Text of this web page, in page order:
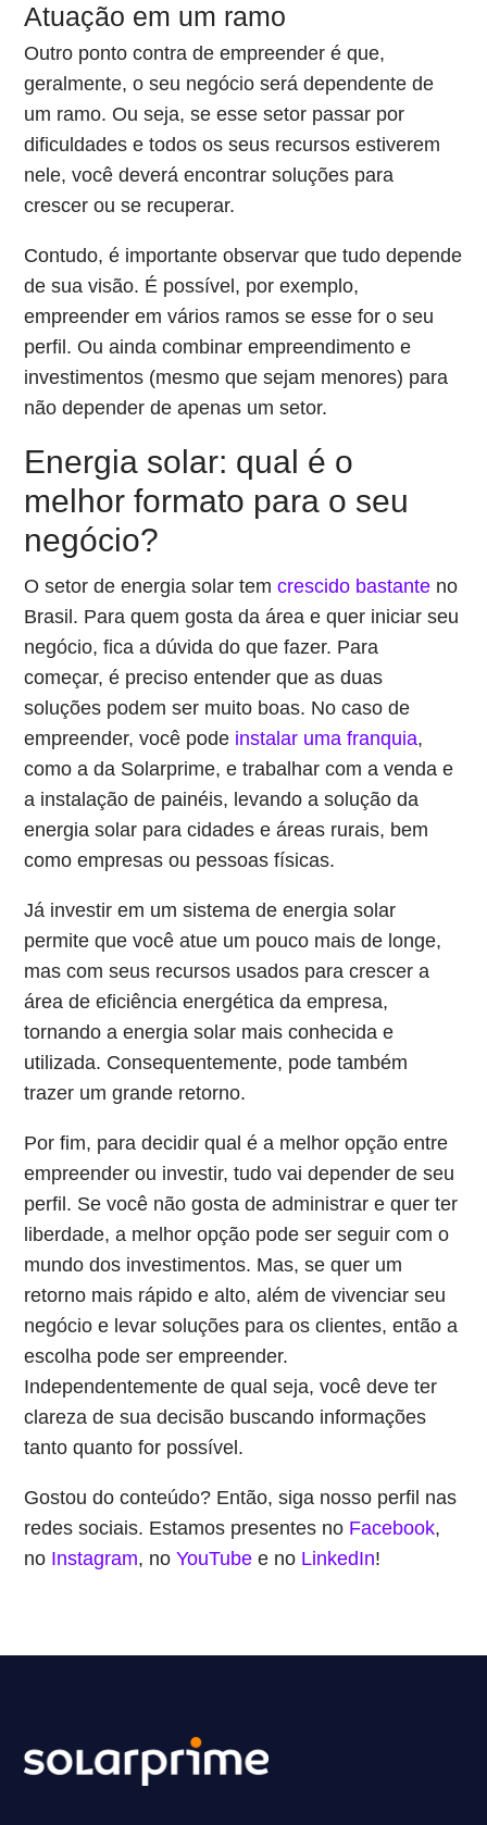
Atuação em um ramo
Outro ponto contra de empreender é que,
geralmente, o seu negócio será dependente de
um ramo. Ou seja, se esse setor passar por
dificuldades e todos os seus recursos estiverem
nele, você deverá encontrar soluções para
crescer ou se recuperar.
Contudo, é importante observar que tudo depende
de sua visão. É possível, por exemplo,
empreender em vários ramos se esse for o seu
perfil. Ou ainda combinar empreendimento e
investimentos (mesmo que sejam menores) para
não depender de apenas um setor.
Energia solar: qual é o
melhor formato para o seu
negócio?
O setor de energia solar temcrescido bastante no
Brasil. Para quem gosta da área e quer iniciar seu
negócio, fica a dúvida do que fazer. Para
começar, é preciso entender que as duas
soluções podem ser muito boas. No caso de
empreender, você pode instalar uma franquia,
como a da Solarprime, e trabalhar com a venda e
a instalação de painéis, levando a solução da
energia solar para cidades e áreas rurais, bem
como empresas ou pessoas físicas.
Já investir em um sistema de energia solar
permite que você atue um pouco mais de longe,
mas com seus recursos usados para crescer a
área de eficiência energética da empresa,
tornando a energia solar mais conhecida e
utilizada. Consequentemente, pode também
trazer um grande retorno.
Por fim, para decidir qual é a melhor opção entre
empreender ou investir, tudo vai depender de seu
perfil. Se você não gosta de administrar e quer ter
liberdade, a melhor opção pode ser seguir com o
mundo dos investimentos. Mas, se quer um
retorno mais rápido e alto, além de vivenciar seu
negócio e levar soluções para os clientes, então a
escolha pode ser empreender.
Independentemente de qual seja, você deve ter
clareza de sua decisão buscando informações
tanto quanto for possível.
Gostou do conteúdo? Então, siga nosso perfil nas
redes sociais. Estamos presentes no Facebook,
no Instagram, noYouTube e no LinkedIn!